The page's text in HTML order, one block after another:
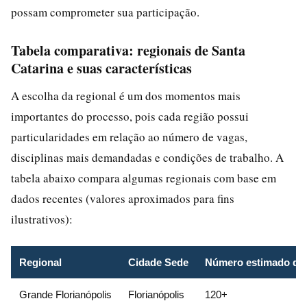
possam comprometer sua participação.
Tabela comparativa: regionais de Santa
Catarina e suas características
A escolha da regional é um dos momentos mais
importantes do processo, pois cada região possui
particularidades em relação ao número de vagas,
disciplinas mais demandadas e condições de trabalho. A
tabela abaixo compara algumas regionais com base em
dados recentes (valores aproximados para fins
ilustrativos):
Regional Cidade Sede Número estimado de
Grande Florianópolis Florianópolis 120+